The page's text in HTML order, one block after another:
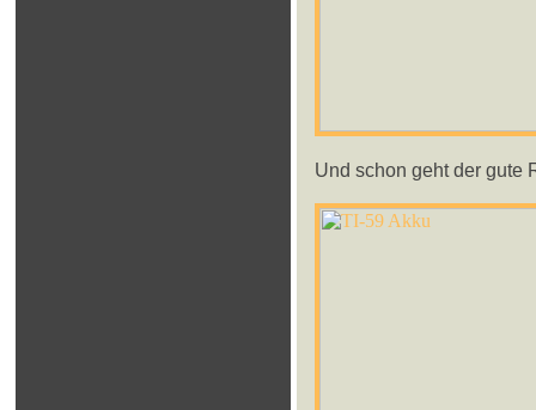
Und schon geht der gute